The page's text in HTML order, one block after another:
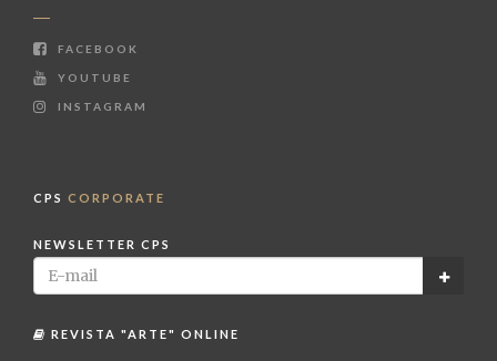
FACEBOOK
YOUTUBE
INSTAGRAM
CPS CORPORATE
NEWSLETTER CPS
REVISTA "ARTE" ONLINE